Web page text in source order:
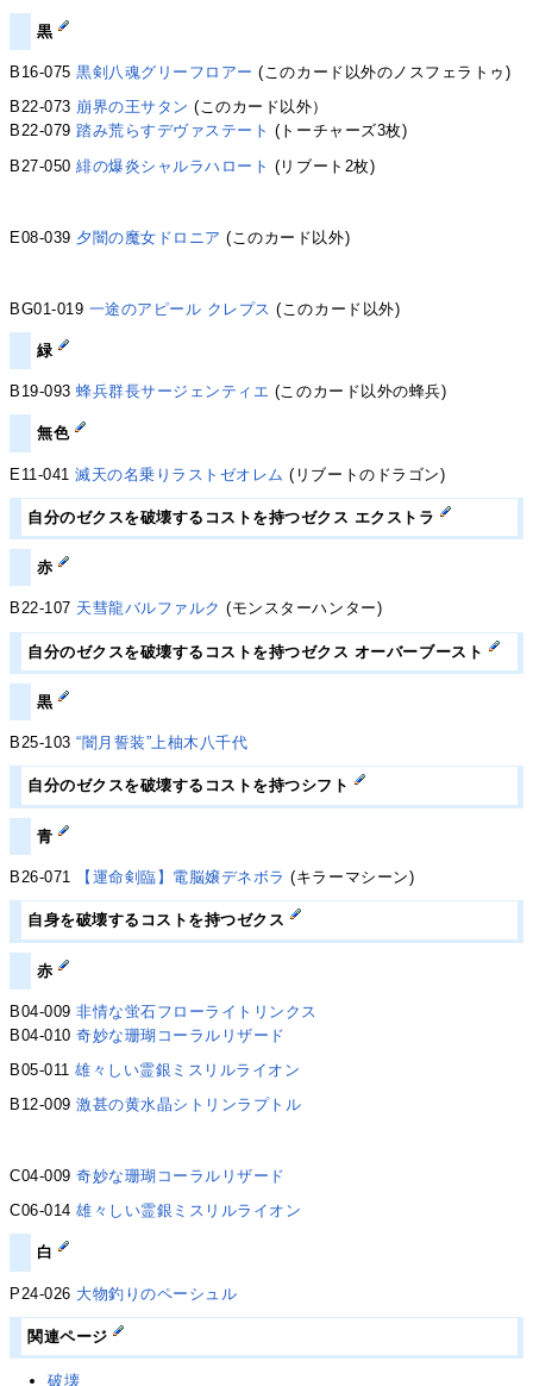
黒
B16-075黒剣八魂グリーフロアー (このカード以外のノスフェラトゥ)
B22-073 崩界の王サタン (このカード以外）
B22-079踏み荒らすデヴァステート (トーチャーズ3枚)
B27-050緋の爆炎シャルラハロート (リブート2枚)
E08-039 夕闇の魔女ドロニア (このカード以外)
BG01-019 一途のアピール クレプス (このカード以外)
緑
B19-093蜂兵群長サージェンティエ (このカード以外の蜂兵)
無色
E11-041滅天の名乗りラストゼオレム (リブートのドラゴン)
自分のゼクスを破壊するコストを持つゼクス エクストラ
赤
B22-107 天彗龍バルファルク (モンスターハンター)
自分のゼクスを破壊するコストを持つゼクス オーバーブースト
黒
B25-103“闇月誓装”上柚木八千代
自分のゼクスを破壊するコストを持つシフト
青
B26-071 【運命剣臨】電脳嬢デネボラ (キラーマシーン)
自身を破壊するコストを持つゼクス
赤
B04-009非情な蛍石フローライトリンクス
B04-010奇妙な珊瑚コーラルリザード
B05-011雄々しい霊銀ミスリルライオン
B12-009激甚の黄水晶シトリンラプトル
C04-009奇妙な珊瑚コーラルリザード
C06-014雄々しい霊銀ミスリルライオン
白
P24-026 大物釣りのペーシュル
関連ページ
破壊